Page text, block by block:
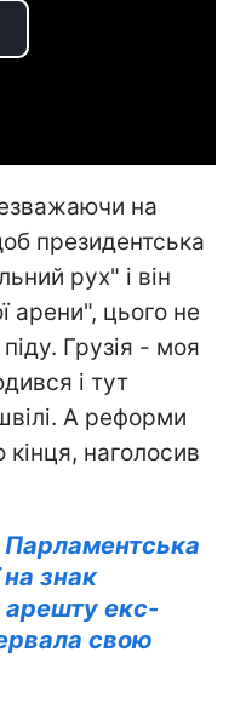
на
президентська
рух" і він
арени", цього не
Грузія - моя
і тут
А реформи
наголосив
Парламентська
на знак
арешту екс-
свою